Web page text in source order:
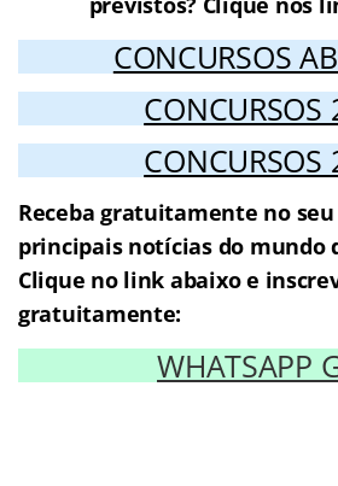
CONCURSOS
CONCURSOS
CONCURSOS
Receba gratuitamente no
principais notícias do mundo
Clique no link abaixo e
gratuitamente:
WHATSAPP